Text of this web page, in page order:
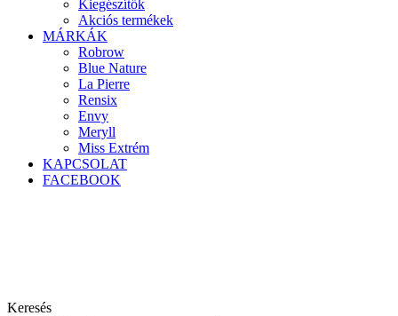
Kiegészítők
Akciós termékek
MÁRKÁK
Robrow
Blue Nature
La Pierre
Rensix
Envy
Meryll
Miss Extrém
KAPCSOLAT
FACEBOOK
Keresés